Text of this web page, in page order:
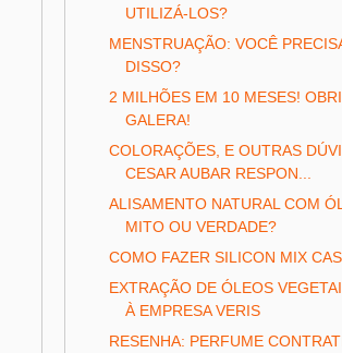
UTILIZÁ-LOS?
MENSTRUAÇÃO: VOCÊ
DISSO?
2 MILHÕES EM 10 MESES!
GALERA!
COLORAÇÕES, E OUTRAS
CESAR AUBAR RESPON...
ALISAMENTO NATURAL COM
MITO OU VERDADE?
COMO FAZER SILICON MIX
EXTRAÇÃO DE ÓLEOS
À EMPRESA VERIS
RESENHA: PERFUME